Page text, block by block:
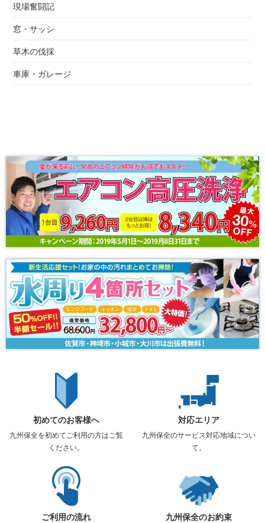
現場奮闘記
窓・サッシ
草木の伐採
車庫・ガレージ
初めてのお客様へ
九州保全を初めてご利用の方はご覧
ください。
対応エリア
九州保全のサービス対応地域につい
て。
ご利用の流れ 九州保全のお約束